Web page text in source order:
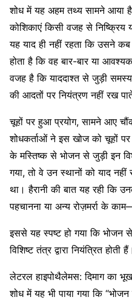
शोध में यह अहम तथ्य सामने आया
कोशिकाएं किसी वजह से निष्क्रिय
यह याद ही नहीं रहता कि उसने
होता है कि वह बार-बार या
वजह है कि याददाश्त से जुड़ी
की आदतों पर नियंत्रण नहीं रख
चूहों पर हुआ प्रयोग, सामने आए
शोधकर्ताओं ने इस खोज को चूहों
के मस्तिष्क से भोजन से जुड़ी इन
गया, तो वे उन स्थानों को याद
था। हैरानी की बात यह रही कि
पहचानना या अन्य रोज़मर्रा के
इससे यह स्पष्ट हो गया कि
विशिष्ट तंत्र द्वारा नियंत्रित होती हैं।
लेटरल हाइपोथैलेमस: दिमाग का
शोध में यह भी पाया गया कि